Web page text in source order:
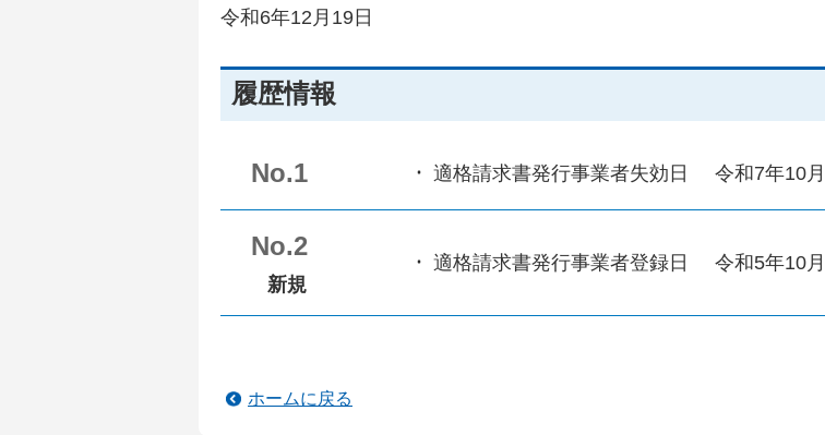
令和6年12月19日
履歴情報
No.1 適格請求書発行事業者失効日 令和7年10
No.2
新規
適格請求書発行事業者登録日 令和5年10
ホームに戻る